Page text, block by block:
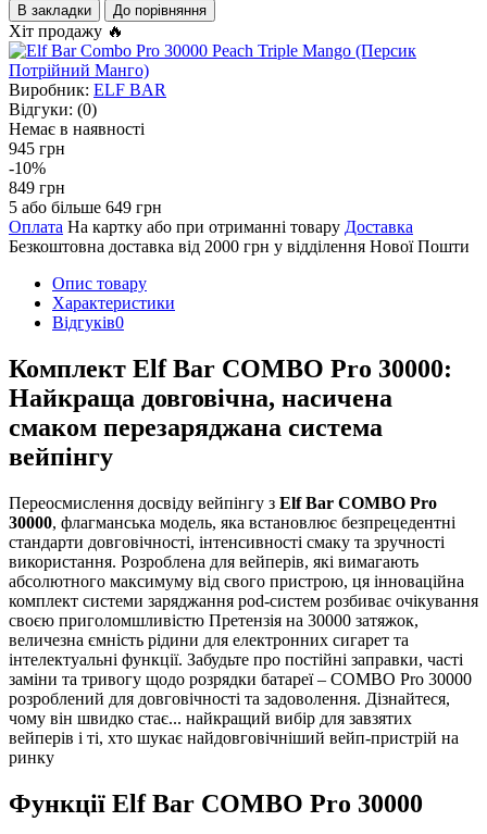
В закладки До порівняння
Хіт продажу 🔥
Виробник: ELF BAR
Відгуки: (0)
Немає в наявності
945 грн
-10%
849 грн
5 або більше 649 грн
Оплата На картку або при отриманні товару Доставка
Безкоштовна доставка від 2000 грн у відділення Нової Пошти
Опис товару
Характеристики
Відгуків0
Комплект Elf Bar COMBO Pro 30000:
Найкраща довговічна, насичена
смаком перезаряджана система
вейпінгу
Переосмислення досвіду вейпінгу з Elf Bar COMBO Pro
30000, флагманська модель, яка встановлює безпрецедентні
стандарти довговічності, інтенсивності смаку та зручності
використання. Розроблена для вейперів, які вимагають
абсолютного максимуму від свого пристрою, ця інноваційна
комплект системи заряджання pod-систем розбиває очікування
своєю приголомшливістю Претензія на 30000 затяжок,
величезна ємність рідини для електронних сигарет та
інтелектуальні функції. Забудьте про постійні заправки, часті
заміни та тривогу щодо розрядки батареї – COMBO Pro 30000
розроблений для довговічності та задоволення. Дізнайтеся,
чому він швидко стає... найкращий вибір для завзятих
вейперів і ті, хто шукає найдовговічніший вейп-пристрій на
ринку
Функції Elf Bar COMBO Pro 30000